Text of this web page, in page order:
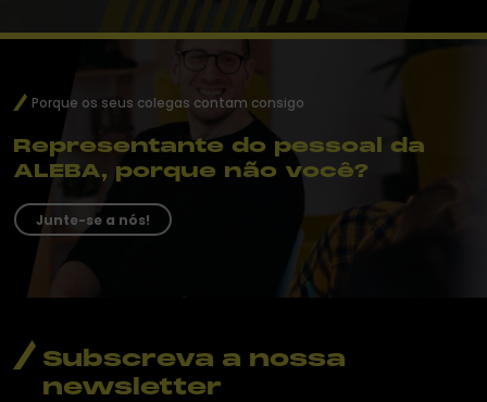
Porque os seus colegas contam consigo
Representante do pessoal da
ALEBA, porque não você?
Junte-se a nós!
Subscreva a nossa
newsletter